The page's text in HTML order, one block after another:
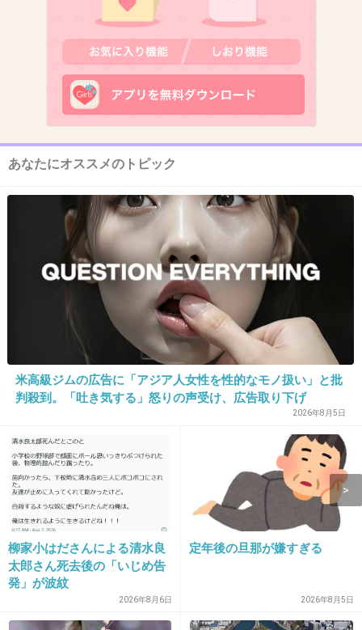
性格も悪くて外見も悪い男の人のことはなんていうんですかね？
+3
2013/01/13(日) 07:50:56
2013/01/13(日) 07:51:07
キモイ
ちなみに、2012年版ギャルの流行語トップ10
出典：www.houyhnhnm.jp
+4 -18
10. 匿名2013/01/13(日) 07:52:29
プゲラッチョってすごくださいと思う
あなたにオススメのトピック
米高級ジムの広告に「アジア人女性を性的なモノ扱い」と批
判殺到。「吐き気する」怒りの声受け、広告取り下げ
2026年8月5日
柳家小はださんによる清水良
太郎さん死去後の「いじめ告
発」が波紋
2026年8月6日
定年後の旦那が嫌すぎる
2026年8月5日